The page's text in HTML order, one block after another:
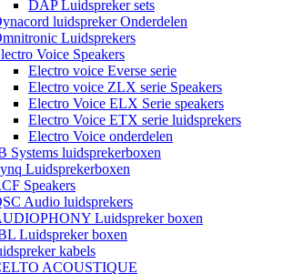
DAP Luidspreker sets
luidspreker Onderdelen
Luidsprekers
Voice Speakers
Electro voice Everse serie
Electro voice ZLX serie Speakers
Electro Voice ELX Serie speakers
Electro Voice ETX serie luidsprekers
Electro Voice onderdelen
Systems luidsprekerboxen
Luidsprekerboxen
Speakers
Audio luidsprekers
Luidspreker boxen
Luidspreker boxen
kabels
ACOUSTIQUE